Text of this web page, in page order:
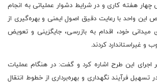
چهار هفته کاری و در شرایط دشوار عملیاتی به انجام
این واحد با رعایت دقیق اصول ایمنی و بهره‌گیری از
خود، اقدام به بازرسی، جایگزینی و تعویض
این طرح اشاره کرد و گفت: در هنگام عملیات
فرآیند نگهداری و بهره‌برداری از خطوط انتقال